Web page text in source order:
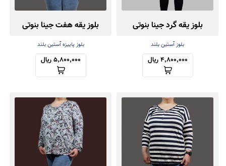
بلوز یقه گرد جینا بنوتی
بلوز آستین بلند
4,800,000 ریال
بلوز یقه هفت جینا بنوتی
بلوز پاییزه آستین بلند
5,800,000 ریال